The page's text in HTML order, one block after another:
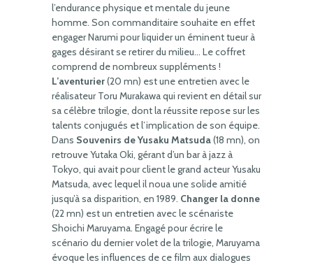
l’endurance physique et mentale du jeune
homme. Son commanditaire souhaite en effet
engager Narumi pour liquider un éminent tueur à
gages désirant se retirer du milieu… Le coffret
comprend de nombreux suppléments !
L’aventurier(20 mn) est une entretien avec le
réalisateur Toru Murakawa qui revient en détail sur
sa célèbre trilogie, dont la réussite repose sur les
talents conjugués et l’implication de son équipe.
Dans Souvenirs de Yusaku Matsuda(18 mn), on
retrouve Yutaka Oki, gérant d’un bar à jazz à
Tokyo, qui avait pour client le grand acteur Yusaku
Matsuda, avec lequel il noua une solide amitié
jusqu’à sa disparition, en 1989. Changer la donne
(22 mn) est un entretien avec le scénariste
Shoichi Maruyama. Engagé pour écrire le
scénario du dernier volet de la trilogie, Maruyama
évoque les influences de ce film aux dialogues